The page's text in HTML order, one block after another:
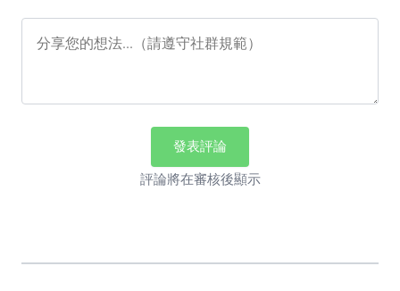
發表評論
評論將在審核後顯示